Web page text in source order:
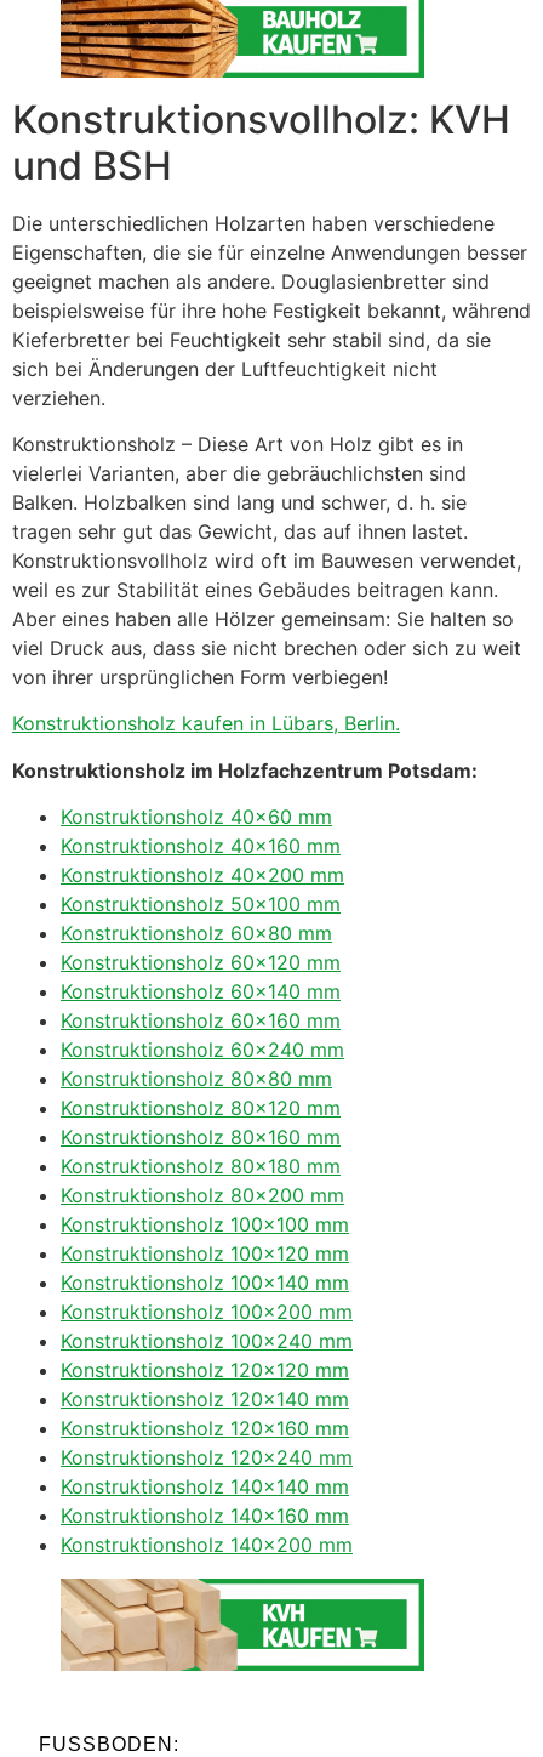
Konstruktionsvollholz: KVH
und BSH
Die unterschiedlichen Holzarten haben verschiedene
Eigenschaften, die sie für einzelne Anwendungen besser
geeignet machen als andere. Douglasienbretter sind
beispielsweise für ihre hohe Festigkeit bekannt, während
Kieferbretter bei Feuchtigkeit sehr stabil sind, da sie
sich bei Änderungen der Luftfeuchtigkeit nicht
verziehen.
Konstruktionsholz – Diese Art von Holz gibt es in
vielerlei Varianten, aber die gebräuchlichsten sind
Balken. Holzbalken sind lang und schwer, d. h. sie
tragen sehr gut das Gewicht, das auf ihnen lastet.
Konstruktionsvollholz wird oft im Bauwesen verwendet,
weil es zur Stabilität eines Gebäudes beitragen kann.
Aber eines haben alle Hölzer gemeinsam: Sie halten so
viel Druck aus, dass sie nicht brechen oder sich zu weit
von ihrer ursprünglichen Form verbiegen!
Konstruktionsholz kaufen in Lübars, Berlin.
Konstruktionsholz im Holzfachzentrum Potsdam:
Konstruktionsholz 40×60 mm
Konstruktionsholz 40×160 mm
Konstruktionsholz 40×200 mm
Konstruktionsholz 50×100 mm
Konstruktionsholz 60×80 mm
Konstruktionsholz 60×120 mm
Konstruktionsholz 60×140 mm
Konstruktionsholz 60×160 mm
Konstruktionsholz 60×240 mm
Konstruktionsholz 80×80 mm
Konstruktionsholz 80×120 mm
Konstruktionsholz 80×160 mm
Konstruktionsholz 80×180 mm
Konstruktionsholz 80×200 mm
Konstruktionsholz 100×100 mm
Konstruktionsholz 100×120 mm
Konstruktionsholz 100×140 mm
Konstruktionsholz 100×200 mm
Konstruktionsholz 100×240 mm
Konstruktionsholz 120×120 mm
Konstruktionsholz 120×140 mm
Konstruktionsholz 120×160 mm
Konstruktionsholz 120×240 mm
Konstruktionsholz 140×140 mm
Konstruktionsholz 140×160 mm
Konstruktionsholz 140×200 mm
FUSSBODEN: